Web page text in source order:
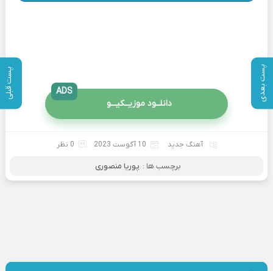
پست بعدی پست قبلی
دانلــود موزیــکیـــو
ADS
آهنگ جدید 10 آگوست 2023 0 نظر
برچسب ها : پوریا منصوری